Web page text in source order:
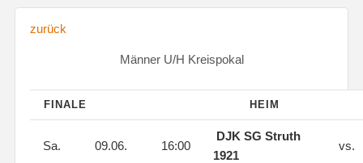
zurück
Männer U/H Kreispokal
FINALE HEIM
Sa. 09.06. 16:00
DJK SG Struth
1921
vs.